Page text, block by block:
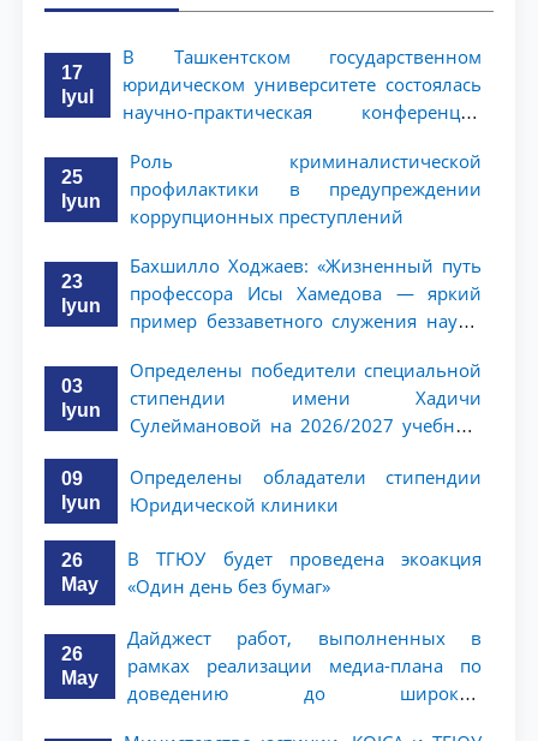
17
Iyul
В Ташкентском государственном
юридическом университете состоялась
научно-практическая конференция
25
Iyun
Роль криминалистической
профилактики в предупреждении
коррупционных преступлений
23
Iyun
Бахшилло Ходжаев: «Жизненный путь
профессора Исы Хамедова — яркий
пример беззаветного служения науке,
поколения»
03
Iyun
Определены победители специальной
стипендии имени Хадичи
Сулеймановой на 2026/2027 учебный
09
Iyun
Определены обладатели стипендии
Юридической клиники
26
May
В ТГЮУ будет проведена экоакция
«Один день без бумаг»
26
May
Дайджест работ, выполненных в
рамках реализации медиа-плана по
доведению до широкой